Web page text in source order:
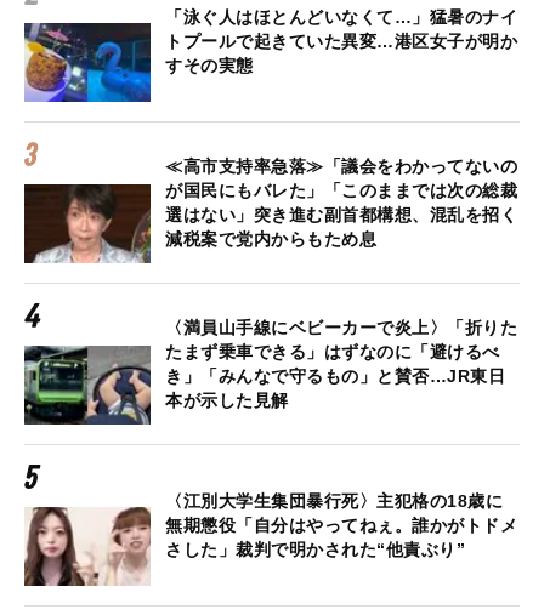
「泳ぐ人はほとんどいなくて…」猛暑のナイ
トプールで起きていた異変…港区女子が明か
すその実態
≪高市支持率急落≫「議会をわかってないの
が国民にもバレた」「このままでは次の総裁
選はない」突き進む副首都構想、混乱を招く
減税案で党内からもため息
〈満員山手線にベビーカーで炎上〉「折りた
たまず乗車できる」はずなのに「避けるべ
き」「みんなで守るもの」と賛否…JR東日
本が示した見解
〈江別大学生集団暴行死〉主犯格の18歳に
無期懲役「自分はやってねぇ。誰かがトドメ
さした」裁判で明かされた“他責ぶり”